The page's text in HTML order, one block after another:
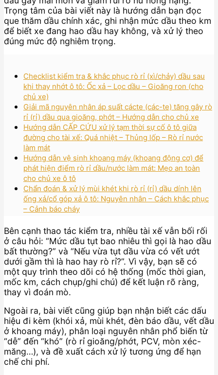
Trọng tâm của bài viết này là hướng dẫn bạn đọc
que thăm dầu chính xác, ghi nhận mức dầu theo km
để biết xe đang hao dầu hay không, và xử lý theo
đúng mức độ nghiêm trọng.
Checklist kiểm tra & khắc phục rò rỉ (xì/chảy) dầu sau
khi thay nhớt ô tô: Ốc xả – Lọc dầu – Gioăng ron (cho
chủ xe)
Giải mã nguyên nhân áp suất cácte (các-te) tăng gây rò
rỉ (rỉ) dầu qua gioăng, phớt – Hướng dẫn cho chủ xe
Hướng dẫn CẤP CỨU xử lý tạm thời sự cố ô tô giữa
đường cho tài xế: Quá nhiệt – Thủng lốp – Rò rỉ nước
làm mát
Hướng dẫn vệ sinh khoang máy (khoang động cơ) để
phát hiện điểm rò rỉ dầu/nước làm mát: Mẹo an toàn
cho chủ xe ô tô
Chẩn đoán & xử lý mùi khét khi rò rỉ (rỉ) dầu dính lên
ống xả/cổ góp xả ô tô: Nguyên nhân – Cách khắc phục
– Cảnh báo cháy
Bên cạnh thao tác kiểm tra, nhiều tài xế vẫn bối rối
ở câu hỏi: “Mức dầu tụt bao nhiêu thì gọi là hao dầu
bất thường?” và “Nếu vừa tụt dầu vừa có vết ướt
dưới gầm thì là hao hay rò rỉ?”. Vì vậy, bạn sẽ có
một quy trình theo dõi có hệ thống (mốc thời gian,
mốc km, cách chụp/ghi chú) để kết luận rõ ràng,
thay vì đoán mò.
Ngoài ra, bài viết cũng giúp bạn nhận biết các dấu
hiệu đi kèm (khói xả, mùi khét, đèn báo dầu, vết dầu
ở khoang máy), phân loại nguyên nhân phổ biến từ
“dễ” đến “khó” (rò rỉ gioăng/phớt, PCV, mòn xéc-
măng…), và đề xuất cách xử lý tương ứng để hạn
chế chi phí.